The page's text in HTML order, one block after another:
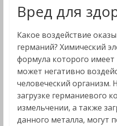
Вред для
Какое воздействие
германий? Химический
формула которого имеет
может негативно
человеческий организм.
загрузке германиевого
измельчении, а также
данного металла, могут